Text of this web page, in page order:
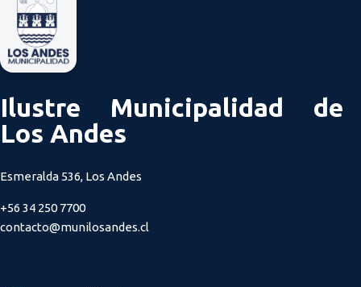
Ilustre Municipalidad de
Los Andes
Esmeralda 536, Los Andes
+56 34 250 7700
contacto@munilosandes.cl